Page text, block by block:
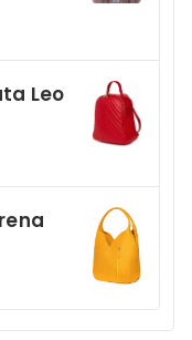
Leo